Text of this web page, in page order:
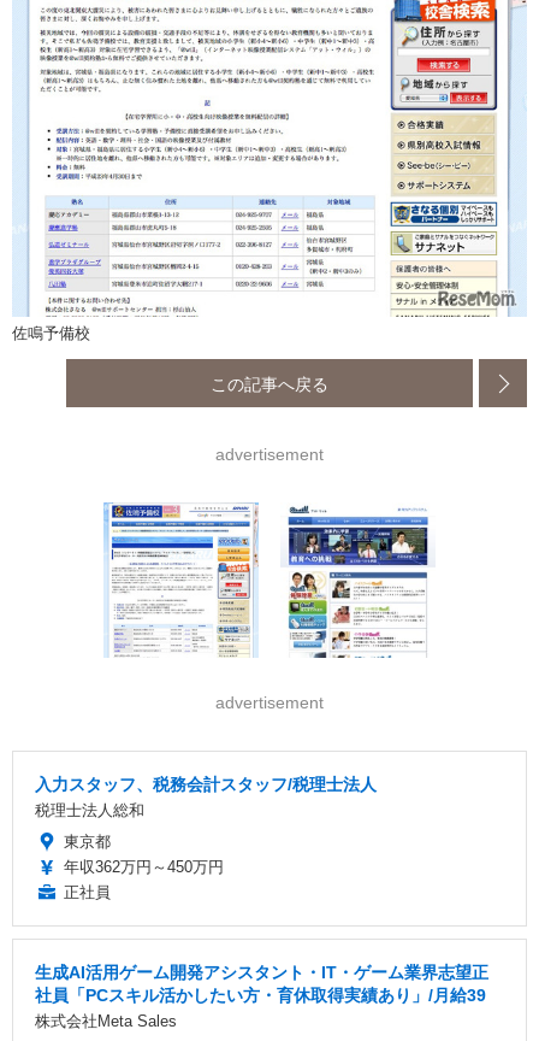
佐鳴予備校
この記事へ戻る
advertisement
advertisement
入力スタッフ、税務会計スタッフ/税理士法人
税理士法人総和
東京都
年収362万円～450万円
正社員
生成AI活用ゲーム開発アシスタント・IT・ゲーム業界志望正
社員「PCスキル活かしたい方・育休取得実績あり」/月給39
株式会社Meta Sales